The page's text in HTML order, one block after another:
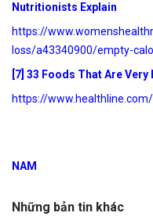
Nutritionists Explain
https://
loss/a43340900/empty-
[7] 33 Foods That Are
https://
TS.BS
Ủy viên BCH
NAM
Những bản tin khác